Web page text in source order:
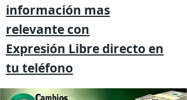
información mas
relevante con
Expresión Libre directo en
tu teléfono